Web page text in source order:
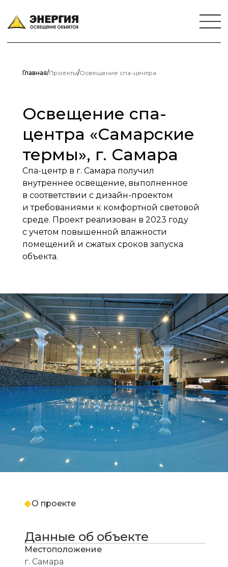
Освещение спа-
центра «Самарские
термы», г. Самара
Спа-центр в г. Самара получил
внутреннее освещение, выполненное
в соответствии с дизайн-проектом
и требованиями к комфортной световой
среде. Проект реализован в 2023 году
с учетом повышенной влажности
помещений и сжатых сроков запуска
объекта.
Главная/Проекты/Освещение спа-центра
Данные об объекте
Местоположение
г. Самара
О проекте